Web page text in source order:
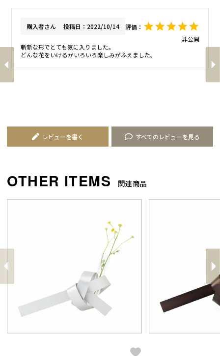
購入者
非公開
投稿日 2022/10/14
斬新な形でとても気に入りました。
どんな花をいけるかいろいろ楽しみがふえました。
すべてのレビューを見る
レビューを書く
関連商品
前
へ 次
へ